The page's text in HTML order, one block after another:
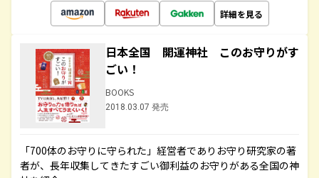
詳細を見る
日本全国 開運神社 このお守りがす
ごい！
BOOKS
2018.03.07 発売
「700体のお守りに守られた」経営者でありお守り研究家の著
者が、長年収集してきたすごい御利益のお守りがある全国の神